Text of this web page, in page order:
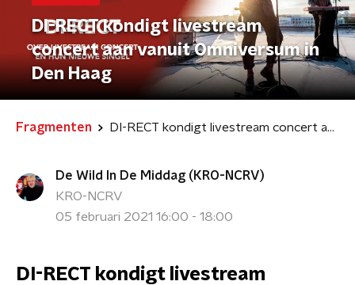
DI-RECT kondigt livestream
concert aan vanuit Omniversum in
Den Haag
Fragmenten DI-RECT kondigt livestream concert aan vanuit Omniversum in Den Haag
De Wild In De Middag (KRO-NCRV)
KRO-NCRV
05 februari 2021 16:00 - 18:00
DI-RECT kondigt livestream